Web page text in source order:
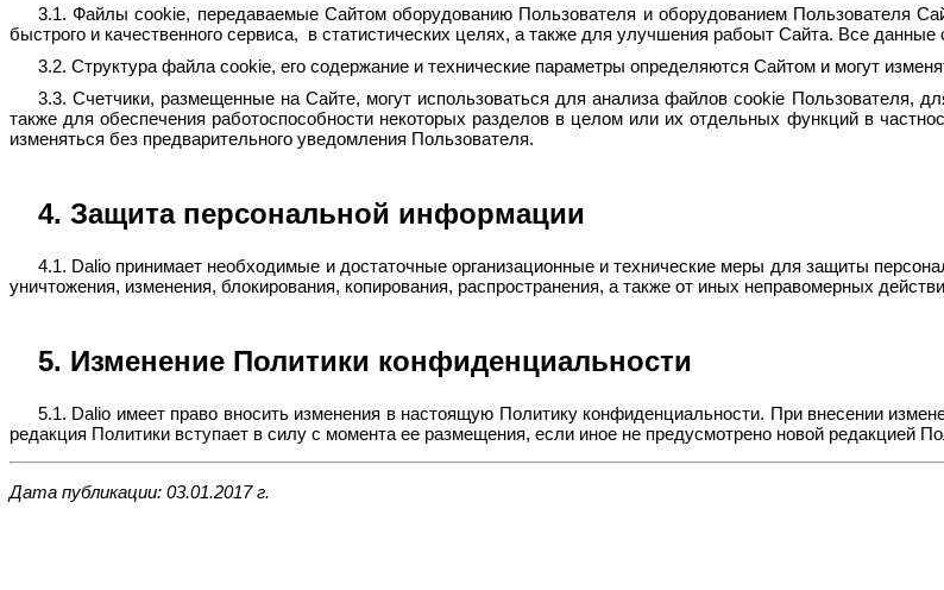
3.1. Файлы cookie, передаваемые Сайтом оборудованию Пользователя и оборудованием Пользователя
быстрого и качественного сервиса, в статистических целях, а также для улучшения рабоыт Сайта. Все
3.2. Структура файла cookie, его содержание и технические параметры определяются Сайтом и могут
3.3. Счетчики, размещенные на Сайте, могут использоваться для анализа файлов cookie Пользователя,
также для обеспечения работоспособности некоторых разделов в целом или их отдельных функций в
изменяться без предварительного уведомления Пользователя.
4. Защита персональной информации
4.1. Dalio принимает необходимые и достаточные организационные и технические меры для защиты
уничтожения, изменения, блокирования, копирования, распространения, а также от иных неправомерных
5. Изменение Политики конфиденциальности
5.1. Dalio имеет право вносить изменения в настоящую Политику конфиденциальности. При внесении
редакция Политики вступает в силу с момента ее размещения, если иное не предусмотрено новой редакцией
Дата публикации: 03.01.2017 г.